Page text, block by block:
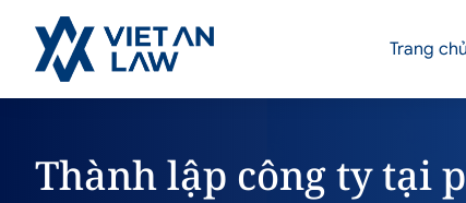
Trang chủ
Thành lập công ty tại